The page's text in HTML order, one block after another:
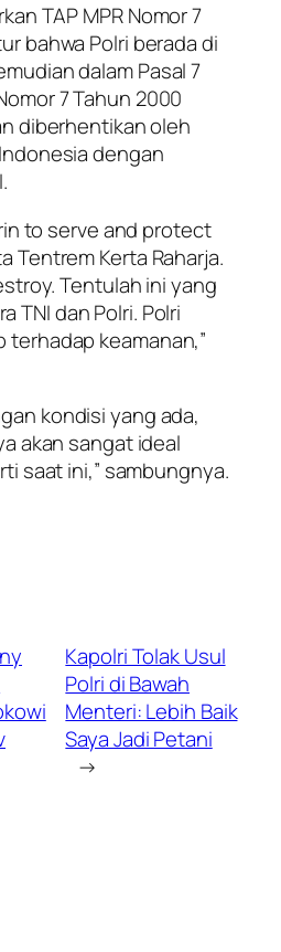
TAP MPR Nomor 7
bahwa Polri berada di
dalam Pasal 7
7 Tahun 2000
diberhentikan oleh
dengan
to serve and protect
Tentrem Kerta Raharja.
Tentulah ini yang
TNI dan Polri. Polri
keamanan,”
kondisi yang ada,
akan sangat ideal
saat ini,” sambungnya.
Kapolri Tolak Usul
Polri di Bawah
Menteri: Lebih Baik
Saya Jadi Petani
→